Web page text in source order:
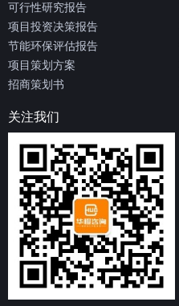
可行性研究报告
项目投资决策报告
节能环保评估报告
项目策划方案
招商策划书
关注我们